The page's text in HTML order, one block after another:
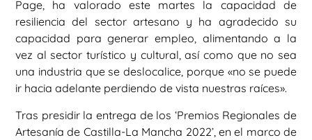
Page, ha valorado este martes la capacidad de
resiliencia del sector artesano y ha agradecido su
capacidad para generar empleo, alimentando a la
vez al sector turístico y cultural, así como que no sea
una industria que se deslocalice, porque «no se puede
ir hacia adelante perdiendo de vista nuestras raíces».
Tras presidir la entrega de los ‘Premios Regionales de
Artesanía de Castilla-La Mancha 2022’, en el marco de